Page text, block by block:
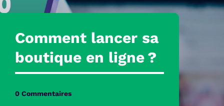
Comment lancer sa
boutique en ligne ?
0 Commentaires